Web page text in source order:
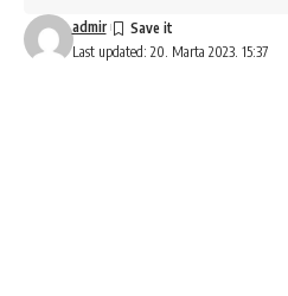
Last updated: 20. Marta 2023. 15:37
admir